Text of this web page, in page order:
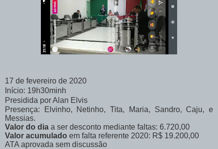
17 de fevereiro de 2020
Início: 19h30minh
Presidida por Alan Elvis
Presença: Elvinho, Netinho, Tita, Maria, Sandro, Caju, e
Messias.
Valor do dia a ser desconto mediante faltas: 6.720,00
Valor acumulado em falta referente 2020: R$ 19.200,00
ATA aprovada sem discussão